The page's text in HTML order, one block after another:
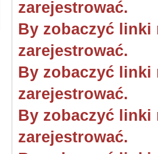
zarejestrować.
By zobaczyć linki
zarejestrować.
By zobaczyć linki
zarejestrować.
By zobaczyć linki
zarejestrować.